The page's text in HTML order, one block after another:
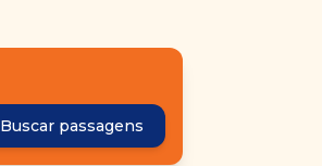
Buscar passagens